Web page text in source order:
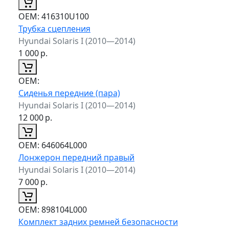
ОЕМ: 416310U100
Трубка сцепления
Hyundai Solaris I (2010—2014)
1 000р.
ОЕМ:
Сиденья передние (пара)
Hyundai Solaris I (2010—2014)
12 000р.
ОЕМ: 646064L000
Лонжерон передний правый
Hyundai Solaris I (2010—2014)
7 000р.
ОЕМ: 898104L000
Комплект задних ремней безопасности